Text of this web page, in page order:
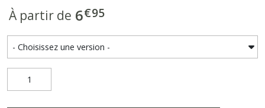
À partir de 6€95